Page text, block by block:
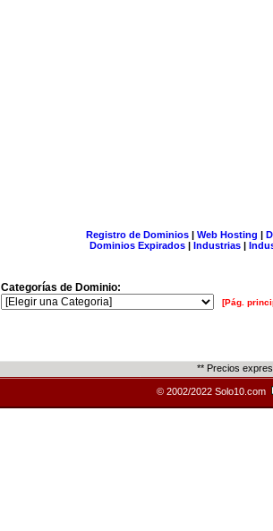
Registro de Dominios| Web Hosting |
Dominios Expirados | Industrias |
Categorías de Dominio:
[Pág.
** Precios
© 2002/2022 Solo10.com